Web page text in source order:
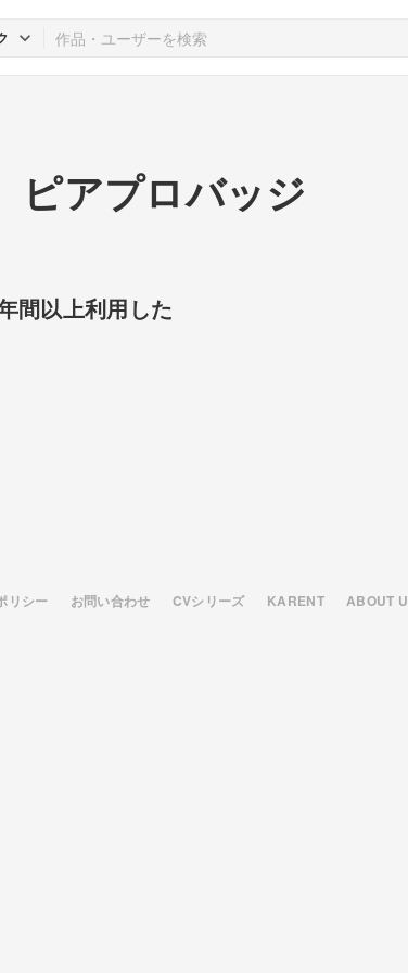
ピアプロバッジ
間以上利用した
リシー お問い合わせ CVシリーズ KARENT ABOUT